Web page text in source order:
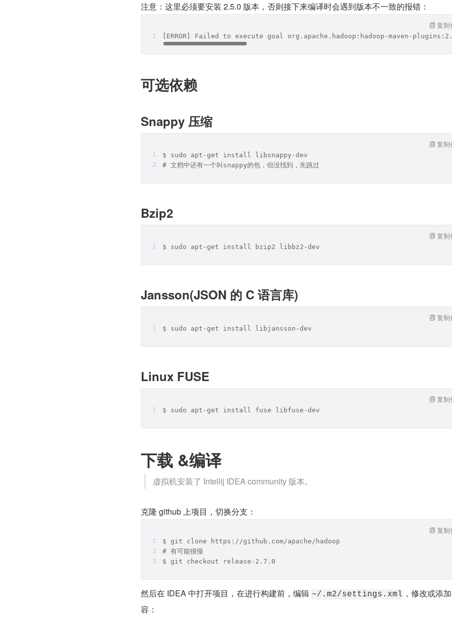
注意：这里必须要安装 2.5.0 版本，否则接下来编译时会遇到版本不一致的报错：
[ERROR] Failed to execute goal org.apache.hadoop:hadoop-maven-
复制
可选依赖
Snappy 压缩
$ sudo apt-get install libsnappy-dev
# 文档中还有一个叫snappy的包，但没找到，先跳过
复制
Bzip2
$ sudo apt-get install bzip2 libbz2-dev
复制
Jansson(JSON 的 C 语言库)
$ sudo apt-get install libjansson-dev
复制
Linux FUSE
$ sudo apt-get install fuse libfuse-dev
复制
下载 &编译
虚拟机安装了 Intellij IDEA community 版本。
克隆 github 上项目，切换分支：
$ git clone https://github.com/apache/hadoop
# 有可能很慢
$ git checkout release-2.7.0
复制
然后在 IDEA 中打开项目，在进行构建前，编辑 ~/.m2/settings.xml ，修改或添
容：